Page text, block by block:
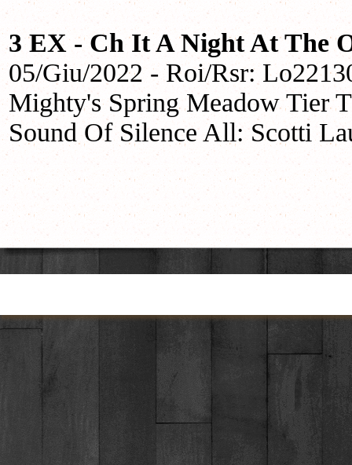
3 EX - Ch It A Night At The
05/Giu/2022 - Roi/Rsr:
Mighty's Spring Meadow Tier
Sound Of Silence All: Scotti
Torna ai contenuti